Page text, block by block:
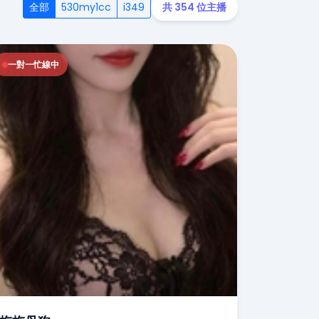
全部 530my1cc i349 共 354 位主播
一對一忙線中